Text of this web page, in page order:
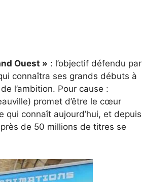
Ouest » : l’objectif défendu par
connaîtra ses grands débuts à
l’ambition. Pour cause :
promet d’être le cœur
connaît aujourd’hui, et depuis
de 50 millions de titres se